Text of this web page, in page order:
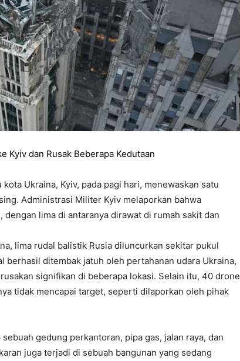
Ukraina, Kyiv, pada pagi hari, menewaskan satu
Administrasi Militer Kyiv melaporkan bahwa
lima di antaranya dirawat di rumah sakit dan
lima rudal balistik Rusia diluncurkan sekitar pukul
berhasil ditembak jatuh oleh pertahanan udara Ukraina,
signifikan di beberapa lokasi. Selain itu, 40 drone
tidak mencapai target, seperti dilaporkan oleh pihak
gedung perkantoran, pipa gas, jalan raya, dan
juga terjadi di sebuah bangunan yang sedang